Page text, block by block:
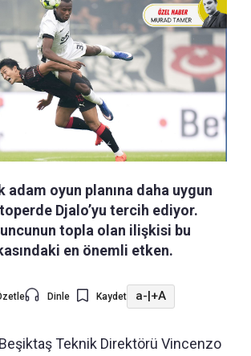
adam oyun planına daha uygun
Djalo’yu tercih ediyor.
topla olan ilişkisi bu
en önemli etken.
Dinle Kaydet a-|+A
Beşiktaş Teknik Direktörü Vincenzo